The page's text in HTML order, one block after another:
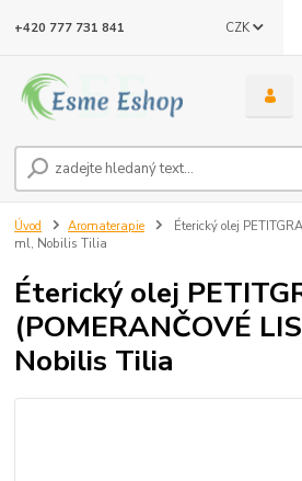
CZK
+420 777 731 841
Úvod Aromaterapie
Éterický olej
ml, Nobilis Tilia
Éterický olej
(POMERANČOVÉ
Nobilis Tilia